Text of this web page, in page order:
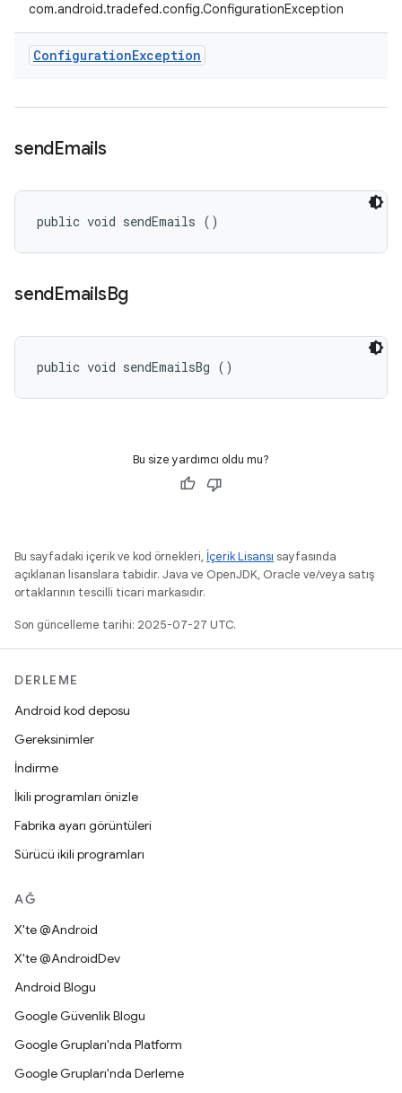
com.android.tradefed.config.ConfigurationException
ConfigurationException
sendEmails
public void sendEmails ()
sendEmailsBg
public void sendEmailsBg ()
Bu size yardımcı oldu mu?
Bu sayfadaki içerik ve kod örnekleri, İçerik Lisansı sayfasında
açıklanan lisanslara tabidir. Java ve OpenJDK, Oracle ve/veya satış
ortaklarının tescilli ticari markasıdır.
Son güncelleme tarihi: 2025-07-27 UTC.
DERLEME
Android kod deposu
Gereksinimler
İndirme
İkili programları önizle
Fabrika ayarı görüntüleri
Sürücü ikili programları
AĞ
X'te @Android
X'te @AndroidDev
Android Blogu
Google Güvenlik Blogu
Google Grupları'nda Platform
Google Grupları'nda Derleme